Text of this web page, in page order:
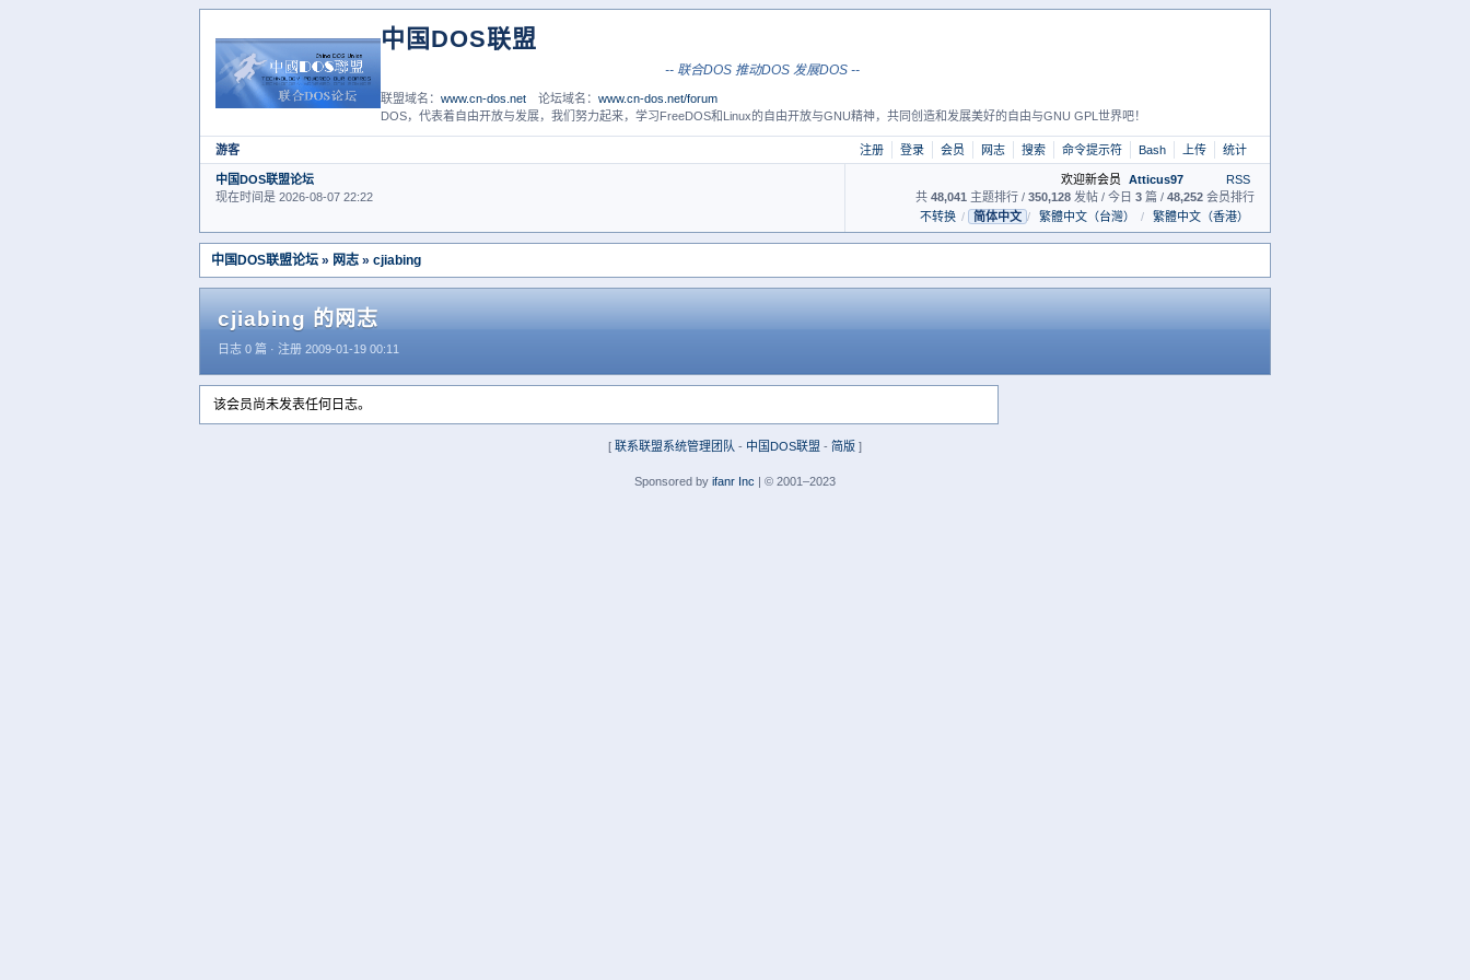
中国DOS联盟
-- 联合DOS 推动DOS 发展DOS --
联盟域名：www.cn-dos.net 论坛域名：www.cn-dos.net/forum
DOS，代表着自由开放与发展，我们努力起来，学习FreeDOS和Linux的自由开放与GNU精神，共同创造和发展美好的自由与GNU GPL世界吧！
游客 注册 登录 会员 网志 搜索 命令提示符 Bash 上传 统计
中国DOS联盟论坛
现在时间是 2026-08-07 22:22
欢迎新会员 Atticus97
RSS
共 48,041 主题排行 / 350,128 发帖 / 今日 3 篇 / 48,252 会员排行
不转换 / 简体中文 / 繁體中文（台灣） / 繁體中文（香港）
中国DOS联盟论坛 » 网志 » cjiabing
cjiabing 的网志
日志 0 篇 · 注册 2009-01-19 00:11
该会员尚未发表任何日志。
[ 联系联盟系统管理团队 - 中国DOS联盟 - 简版 ]
Sponsored by ifanr Inc | © 2001–2023